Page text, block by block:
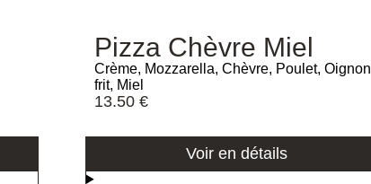
Pizza Chèvre Miel
Crème, Mozzarella, Chèvre, Poulet, Oignon
frit, Miel
13.50 €
Voir en détails